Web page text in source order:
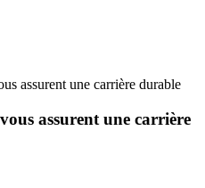
assurent une carrière durable
assurent une carrière